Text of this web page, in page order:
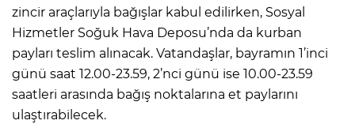
zincir araçlarıyla bağışlar kabul edilirken, Sosyal
Hizmetler Soğuk Hava Deposu’nda da kurban
payları teslim alınacak. Vatandaşlar, bayramın 1’inci
günü saat 12.00-23.59, 2’nci günü ise 10.00-23.59
saatleri arasında bağış noktalarına et paylarını
ulaştırabilecek.